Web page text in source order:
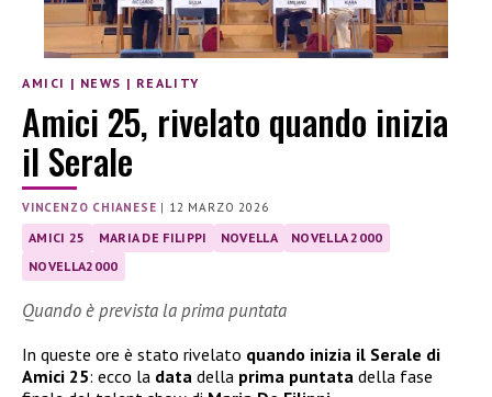
AMICI | NEWS | REALITY
Amici 25, rivelato quando inizia
il Serale
VINCENZO CHIANESE | 12 MARZO 2026
AMICI 25 MARIA DE FILIPPI NOVELLA
NOVELLA 2000
NOVELLA2000
Quando è prevista la prima puntata
In queste ore è stato rivelato quando inizia il Serale di
Amici 25: ecco la data della prima puntata della fase